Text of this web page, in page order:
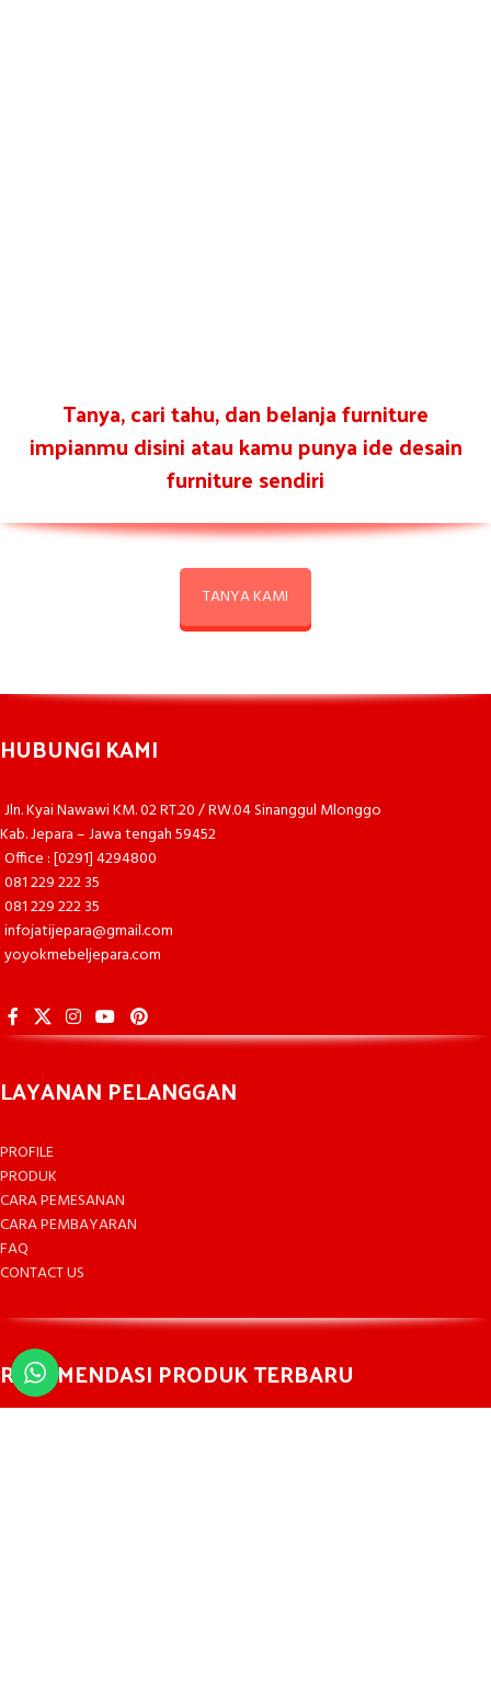
Tanya, cari tahu, dan belanja furniture
impianmu disini atau kamu punya ide desain
furniture sendiri
TANYA KAMI
HUBUNGI KAMI
Jln. Kyai Nawawi KM. 02 RT.20 / RW.04 Sinanggul Mlonggo
Kab. Jepara – Jawa tengah 59452
Office : [0291] 4294800
081 229 222 35
081 229 222 35
infojatijepara@gmail.com
yoyokmebeljepara.com
LAYANAN PELANGGAN
PROFILE
PRODUK
CARA PEMESANAN
CARA PEMBAYARAN
FAQ
CONTACT US
REKOMENDASI PRODUK TERBARU